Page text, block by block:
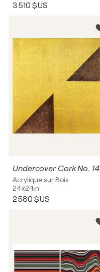
3 510 $US
Undercover Cork No. 14
Acrylique sur Bois
24x24in
2 580 $US